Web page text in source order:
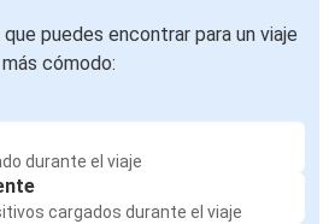
puedes encontrar para un viaje
más cómodo:
durante el viaje
cargados durante el viaje